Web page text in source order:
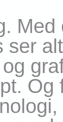
Med
ser
Og